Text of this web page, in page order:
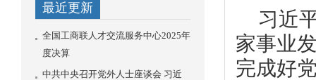
最近更新
全国工商联人才交流服务中心2025年
度决算
中共中央召开党外人士座谈会 习近
习近
家事业
完成好